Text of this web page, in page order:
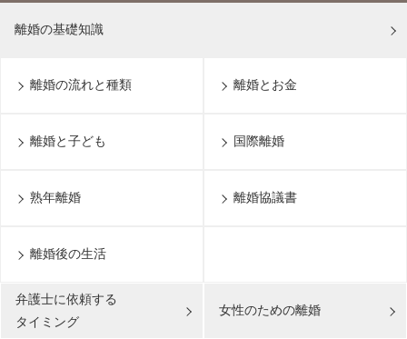
離婚の基礎知識
離婚の流れと種類 離婚とお金
離婚と子ども 国際離婚
熟年離婚 離婚協議書
離婚後の生活
弁護士に依頼する
タイミング
女性のための離婚
平日9:30～21:00 / 土日祝9:30～